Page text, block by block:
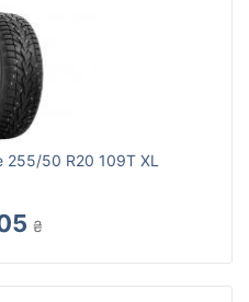
50 R20 109T XL
₴